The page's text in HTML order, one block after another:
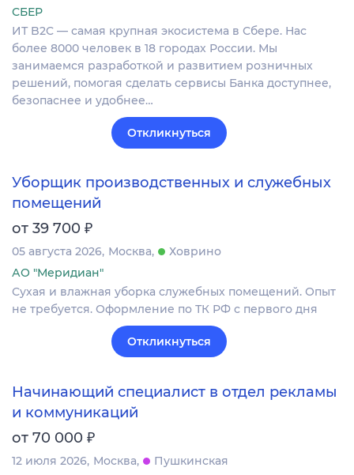
СБЕР
ИТ B2C — самая крупная экосистема в Сбере. Нас
более 8000 человек в 18 городах России. Мы
занимаемся разработкой и развитием розничных
решений, помогая сделать сервисы Банка доступнее,
безопаснее и удобнее…
Откликнуться
Уборщик производственных и служебных
помещений
от 39 700 ₽
05 августа 2026 Москва
Ховрино
АО "Меридиан"
Сухая и влажная уборка служебных помещений. Опыт
не требуется. Оформление по ТК РФ с первого дня
Откликнуться
Начинающий специалист в отдел рекламы
и коммуникаций
от 70 000 ₽
12 июля 2026 Москва
Пушкинская